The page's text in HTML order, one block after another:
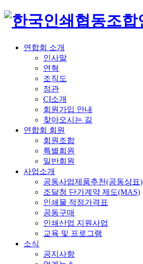
연합회 소개
인사말
연혁
조직도
정관
CI소개
회원가입 안내
찾아오시는 길
연합회 회원
회원조합
특별회원
일반회원
사업소개
공동사업제품추천(공동상표)
조달청 단가계약 제도(MAS)
인쇄물 적정가격표
공동구매
인쇄산업 지원사업
교육 및 프로그램
소식
공지사항